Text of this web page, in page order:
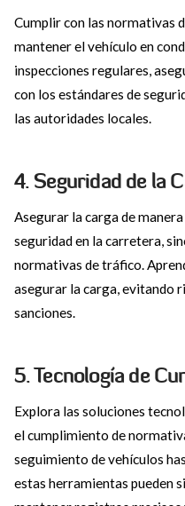
Cumplir con las normativas
mantener el vehículo en
inspecciones regulares,
con los estándares de
las autoridades locales.
4. Seguridad de la
Asegurar la carga de
seguridad en la carretera,
normativas de tráfico.
asegurar la carga, evitando
sanciones.
5. Tecnología de
Explora las soluciones
el cumplimiento de
seguimiento de vehículos
estas herramientas pueden